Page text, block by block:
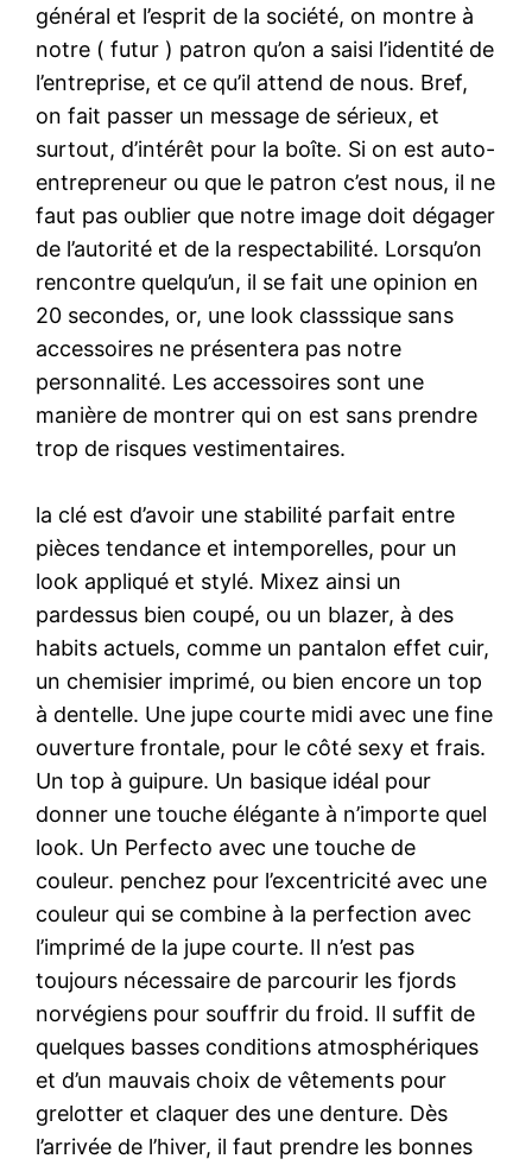
général et l’esprit de la société, on montre à
notre ( futur ) patron qu’on a saisi l’identité de
l’entreprise, et ce qu’il attend de nous. Bref,
on fait passer un message de sérieux, et
surtout, d’intérêt pour la boîte. Si on est auto-
entrepreneur ou que le patron c’est nous, il ne
faut pas oublier que notre image doit dégager
de l’autorité et de la respectabilité. Lorsqu’on
rencontre quelqu’un, il se fait une opinion en
20 secondes, or, une look classsique sans
accessoires ne présentera pas notre
personnalité. Les accessoires sont une
manière de montrer qui on est sans prendre
trop de risques vestimentaires.
la clé est d’avoir une stabilité parfait entre
pièces tendance et intemporelles, pour un
look appliqué et stylé. Mixez ainsi un
pardessus bien coupé, ou un blazer, à des
habits actuels, comme un pantalon effet cuir,
un chemisier imprimé, ou bien encore un top
à dentelle. Une jupe courte midi avec une fine
ouverture frontale, pour le côté sexy et frais.
Un top à guipure. Un basique idéal pour
donner une touche élégante à n’importe quel
look. Un Perfecto avec une touche de
couleur. penchez pour l’excentricité avec une
couleur qui se combine à la perfection avec
l’imprimé de la jupe courte. Il n’est pas
toujours nécessaire de parcourir les fjords
norvégiens pour souffrir du froid. Il suffit de
quelques basses conditions atmosphériques
et d’un mauvais choix de vêtements pour
grelotter et claquer des une denture. Dès
l’arrivée de l’hiver, il faut prendre les bonnes